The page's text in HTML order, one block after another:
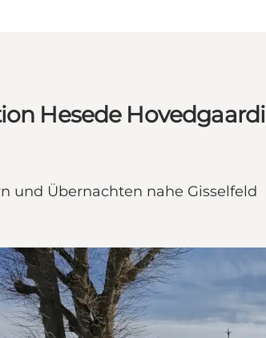
Hesede Hovedgaardi
und Übernachten nahe Gisselfeld